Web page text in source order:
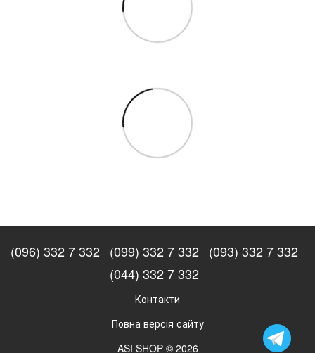
(096) 332 7 332 (099) 332 7 332 (093) 332 7 332
(044) 332 7 332
Контакти
Повна версія сайту
ASI SHOP © 2026